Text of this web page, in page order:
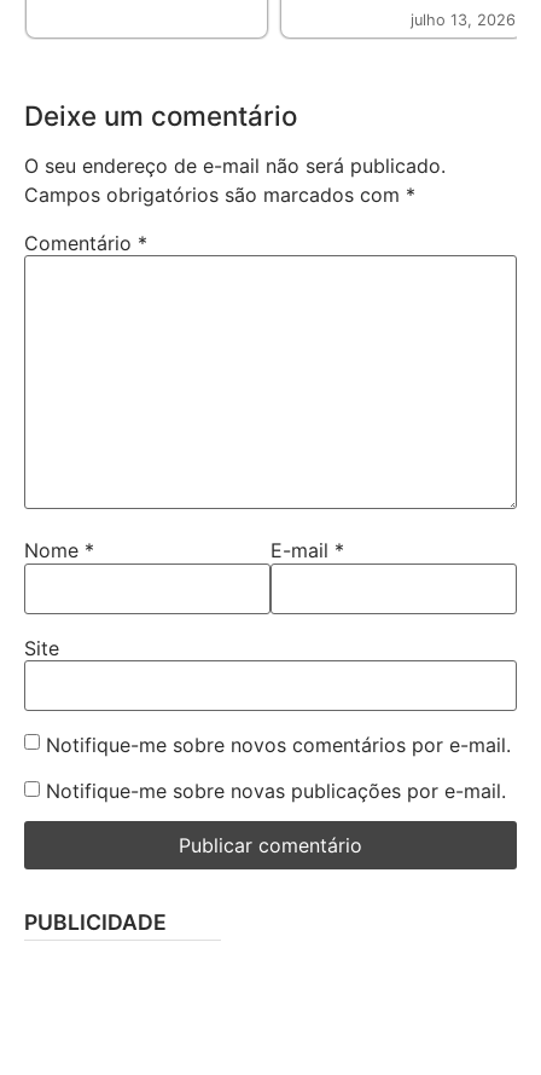
julho 13, 2026
Deixe um comentário
O seu endereço de e-mail não será publicado.
Campos obrigatórios são marcados com *
Comentário *
Nome * E-mail *
Site
Notifique-me sobre novos comentários por e-mail.
Notifique-me sobre novas publicações por e-mail.
PUBLICIDADE